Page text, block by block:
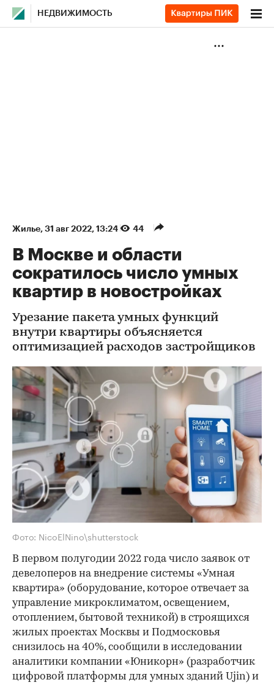
НЕДВИЖИМОСТЬ
Жилье⁠, 31 авг 2022, 13:24 44
В Москве и области
сократилось число умных
квартир в новостройках
Урезание пакета умных функций
внутри квартиры объясняется
оптимизацией расходов застройщиков
Фото: NicoElNino\shutterstock
В первом полугодии 2022 года число заявок от
девелоперов на внедрение системы «Умная
квартира» (оборудование, которое отвечает за
управление микроклиматом, освещением,
отоплением, бытовой техникой) в строящихся
жилых проектах Москвы и Подмосковья
снизилось на 40%, сообщили в исследовании
аналитики компании «Юникорн» (разработчик
цифровой платформы для умных зданий Ujin) и